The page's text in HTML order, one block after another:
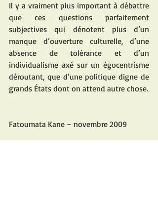
Il y a vraiment plus important à débattre
que ces questions parfaitement
subjectives qui dénotent plus d’un
manque d’ouverture culturelle, d’une
absence de tolérance et d’un
individualisme axé sur un égocentrisme
déroutant, que d’une politique digne de
Fatoumata Kane – novembre 2009